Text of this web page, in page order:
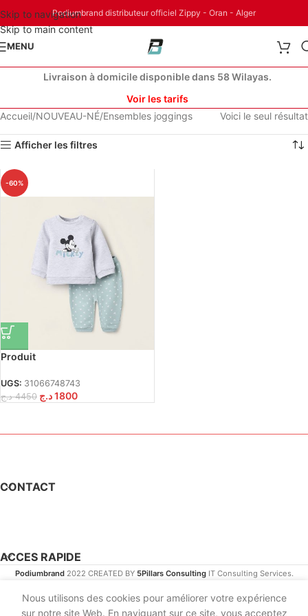
Skip to navigation
Skip to main content
Podiumbrand distributeur officiel Zippy - Oran - Alger
MENU
Livraison à domicile disponible dans 58 Wilayas.
Voir les tarifs
Accueil NOUVEAU-NÉ Ensembles joggings Voici le seul résultat
Afficher les filtres
-60%
Produit
UGS: 31066748743
4450 د.ج 1800د.ج
CONTACT
ACCES RAPIDE
Podiumbrand 2022 CREATED BY 5Pillars ConsultingIT Consulting Services.
Nous utilisons des cookies pour améliorer votre expérience
sur notre site Web. En naviguant sur ce site, vous acceptez